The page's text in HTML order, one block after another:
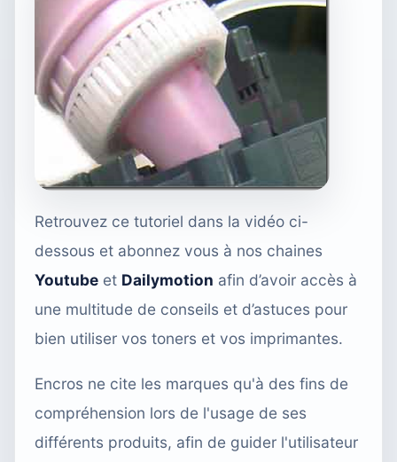
Retrouvez ce tutoriel dans la vidéo ci-
dessous et abonnez vous à nos chaines
Youtube et Dailymotion afin d’avoir accès à
une multitude de conseils et d’astuces pour
bien utiliser vos toners et vos imprimantes.
Encros ne cite les marques qu'à des fins de
compréhension lors de l'usage de ses
différents produits, afin de guider l'utilisateur